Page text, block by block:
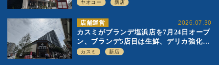
ヤオコー 新店
2026.07.30
店舗運営
カスミがブランデ塩浜店を7月24日オープ
ン、ブランデ5店目は生鮮、デリカ強化の
一方で通常店の要素も取り入れ
カスミ 新店